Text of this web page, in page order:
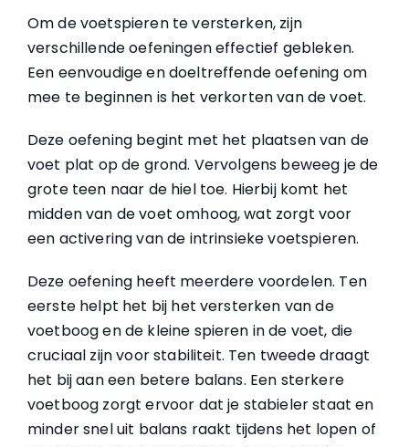
Om de voetspieren te versterken, zijn
verschillende oefeningen effectief gebleken.
Een eenvoudige en doeltreffende oefening om
mee te beginnen is het verkorten van de voet.
Deze oefening begint met het plaatsen van de
voet plat op de grond. Vervolgens beweeg je de
grote teen naar de hiel toe. Hierbij komt het
midden van de voet omhoog, wat zorgt voor
een activering van de intrinsieke voetspieren.
Deze oefening heeft meerdere voordelen. Ten
eerste helpt het bij het versterken van de
voetboog en de kleine spieren in de voet, die
cruciaal zijn voor stabiliteit. Ten tweede draagt
het bij aan een betere balans. Een sterkere
voetboog zorgt ervoor dat je stabieler staat en
minder snel uit balans raakt tijdens het lopen of